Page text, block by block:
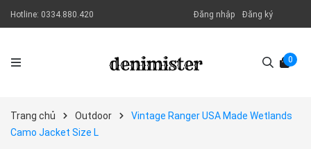
Hotline: 0334.880.420 Đăng nhập Đăng ký
0
Trang chủ Outdoor
Vintage Ranger USA Made Wetlands
Camo Jacket Size L